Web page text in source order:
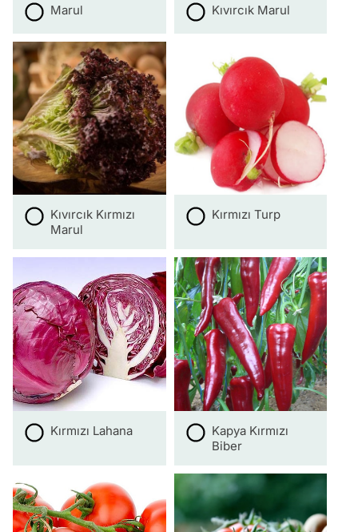
Marul Kıvırcık Marul
Kıvırcık Kırmızı
Marul
Kırmızı Turp
Kırmızı Lahana
Kapya Kırmızı
Biber